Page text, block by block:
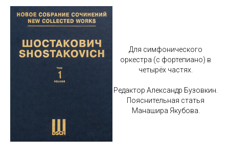
Для симфонического
оркестра (с фортепиано) в
четырёх частях.
Редактор Александр Бузовкин.
Пояснительная статья
Манашира Якубова.